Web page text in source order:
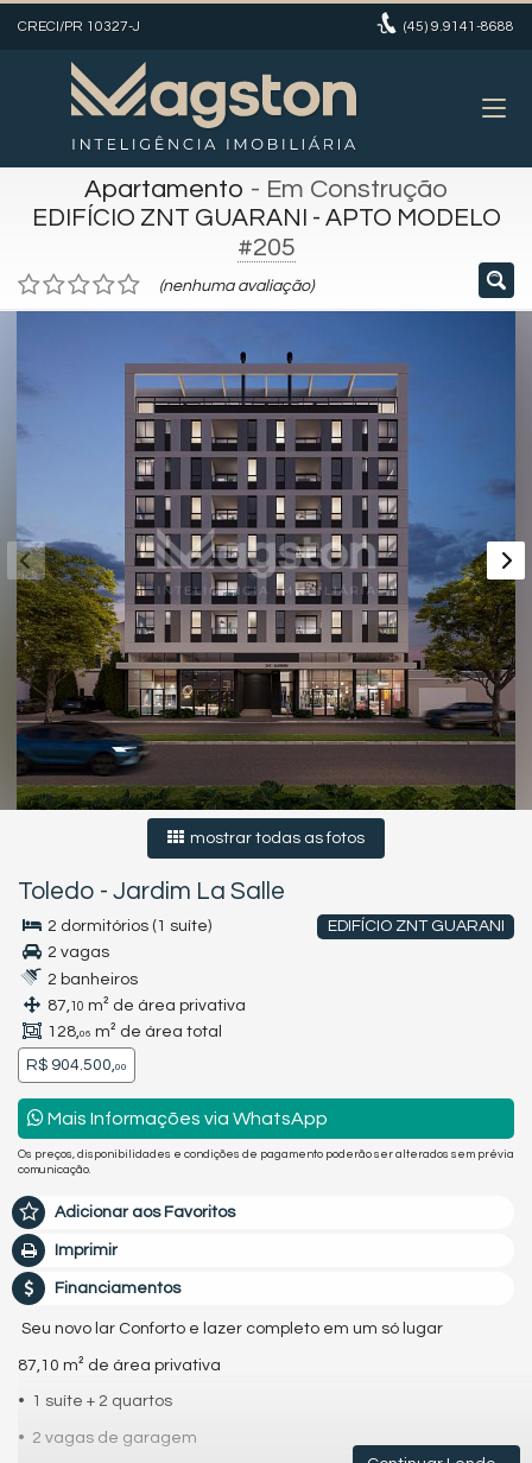
CRECI/PR 10327-J (45) 9.9141-8688
Apartamento - Em Construção
EDIFÍCIO ZNT GUARANI - APTO MODELO
#205
(nenhuma avaliação)
mostrar todas as fotos
Toledo - Jardim La Salle
EDIFÍCIO ZNT GUARANI
2 dormitórios (1 suíte)
2 vagas
2 banheiros
87,10 m² de área privativa
128,06 m² de área total
R$ 904.500,00
Mais Informações via WhatsApp
Os preços, disponibilidades e condições de pagamento poderão ser alterados sem prévia
comunicação.
Adicionar aos Favoritos
Imprimir
Financiamentos
Seu novo lar Conforto e lazer completo em um só lugar
87,10 m² de área privativa
• 1 suíte + 2 quartos
• 2 vagas de garagem